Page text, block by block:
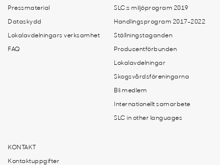
Pressmaterial
Dataskydd
Lokalavdelningars verksamhet
FAQ
SLC:s miljöprogram 2019
Handlingsprogram 2017-2022
Ställningstaganden
Producentförbunden
Lokalavdelningar
Skogsvårdsföreningarna
Bli medlem
Internationellt samarbete
SLC in other languages
KONTAKT
Kontaktuppgifter